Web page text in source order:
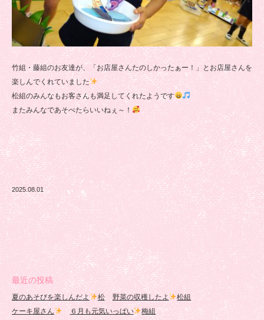
竹組・藤組のお友達が、「お店屋さんたのしかったぁー！」とお店屋さんを
楽しんでくれていました
松組のみんなもお客さんも満足してくれたようです
またみんなであそべたらいいねぇ～！
2025.08.01
最近の投稿
夏のあそびを楽しんだよ 松 野菜の収穫したよ
松組
ケーキ屋さん
６月も元気いっぱい
梅組